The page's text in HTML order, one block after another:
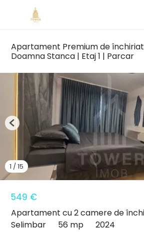
Apartament Premium de
Doamna Stanca | Etaj 1 | Parcar
549 €
Apartament cu 2 camere de
Selimbar
56 mp 2024
1 /15
Previous